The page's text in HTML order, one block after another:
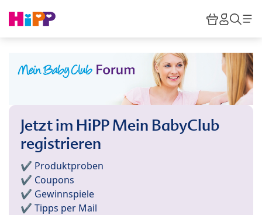
HiPP
Jetzt im HiPP Mein BabyClub
registrieren
✔️ Produktproben
✔️ Coupons
✔️ Gewinnspiele
✔️ Tipps per Mail